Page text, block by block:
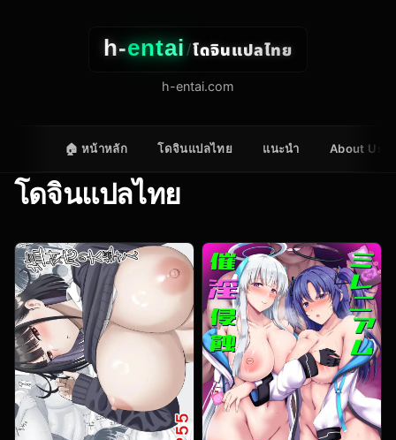
h-entai/โดจินแปลไทย
h-entai.com
🏠 หน้าหลัก โดจินแปลไทย แนะนำ About Us
โดจินแปลไทย